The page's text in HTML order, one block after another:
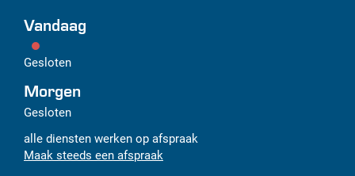
Vandaag
Gesloten
Morgen
Gesloten
alle diensten werken op afspraak
Maak steeds een afspraak